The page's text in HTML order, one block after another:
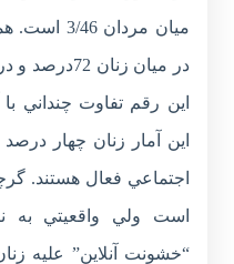
ميان
اين رقم تفاوت چنداني
اين آمار زنان چهار
اجتماعي فعال هستند.
است ولي واقعيتي به
“خشونت آنلاين” عليه